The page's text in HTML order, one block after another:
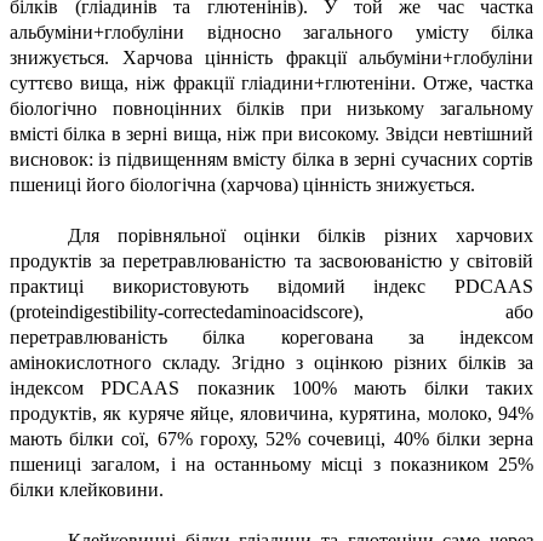
білків (гліадинів та глютенінів). У той же час частка
альбуміни+глобуліни відносно загального умісту білка
знижується. Харчова цінність фракції альбуміни+глобуліни
суттєво вища, ніж фракції гліадини+глютеніни. Отже, частка
біологічно повноцінних білків при низькому загальному
вмісті білка в зерні вища, ніж при високому. Звідси невтішний
висновок: із підвищенням вмісту білка в зерні сучасних сортів
пшениці його біологічна (харчова) цінність знижується.
Для порівняльної оцінки білків різних харчових
продуктів за перетравлюваністю та засвоюваністю у світовій
практиці використовують відомий індекс PDCAAS
(proteindigestibility-correctedaminoacidscore), або
перетравлюваність білка корегована за індексом
амінокислотного складу. Згідно з оцінкою різних білків за
індексом PDCAAS показник 100% мають білки таких
продуктів, як куряче яйце, яловичина, курятина, молоко, 94%
мають білки сої, 67% гороху, 52% сочевиці, 40% білки зерна
пшениці загалом, і на останньому місці з показником 25%
білки клейковини.